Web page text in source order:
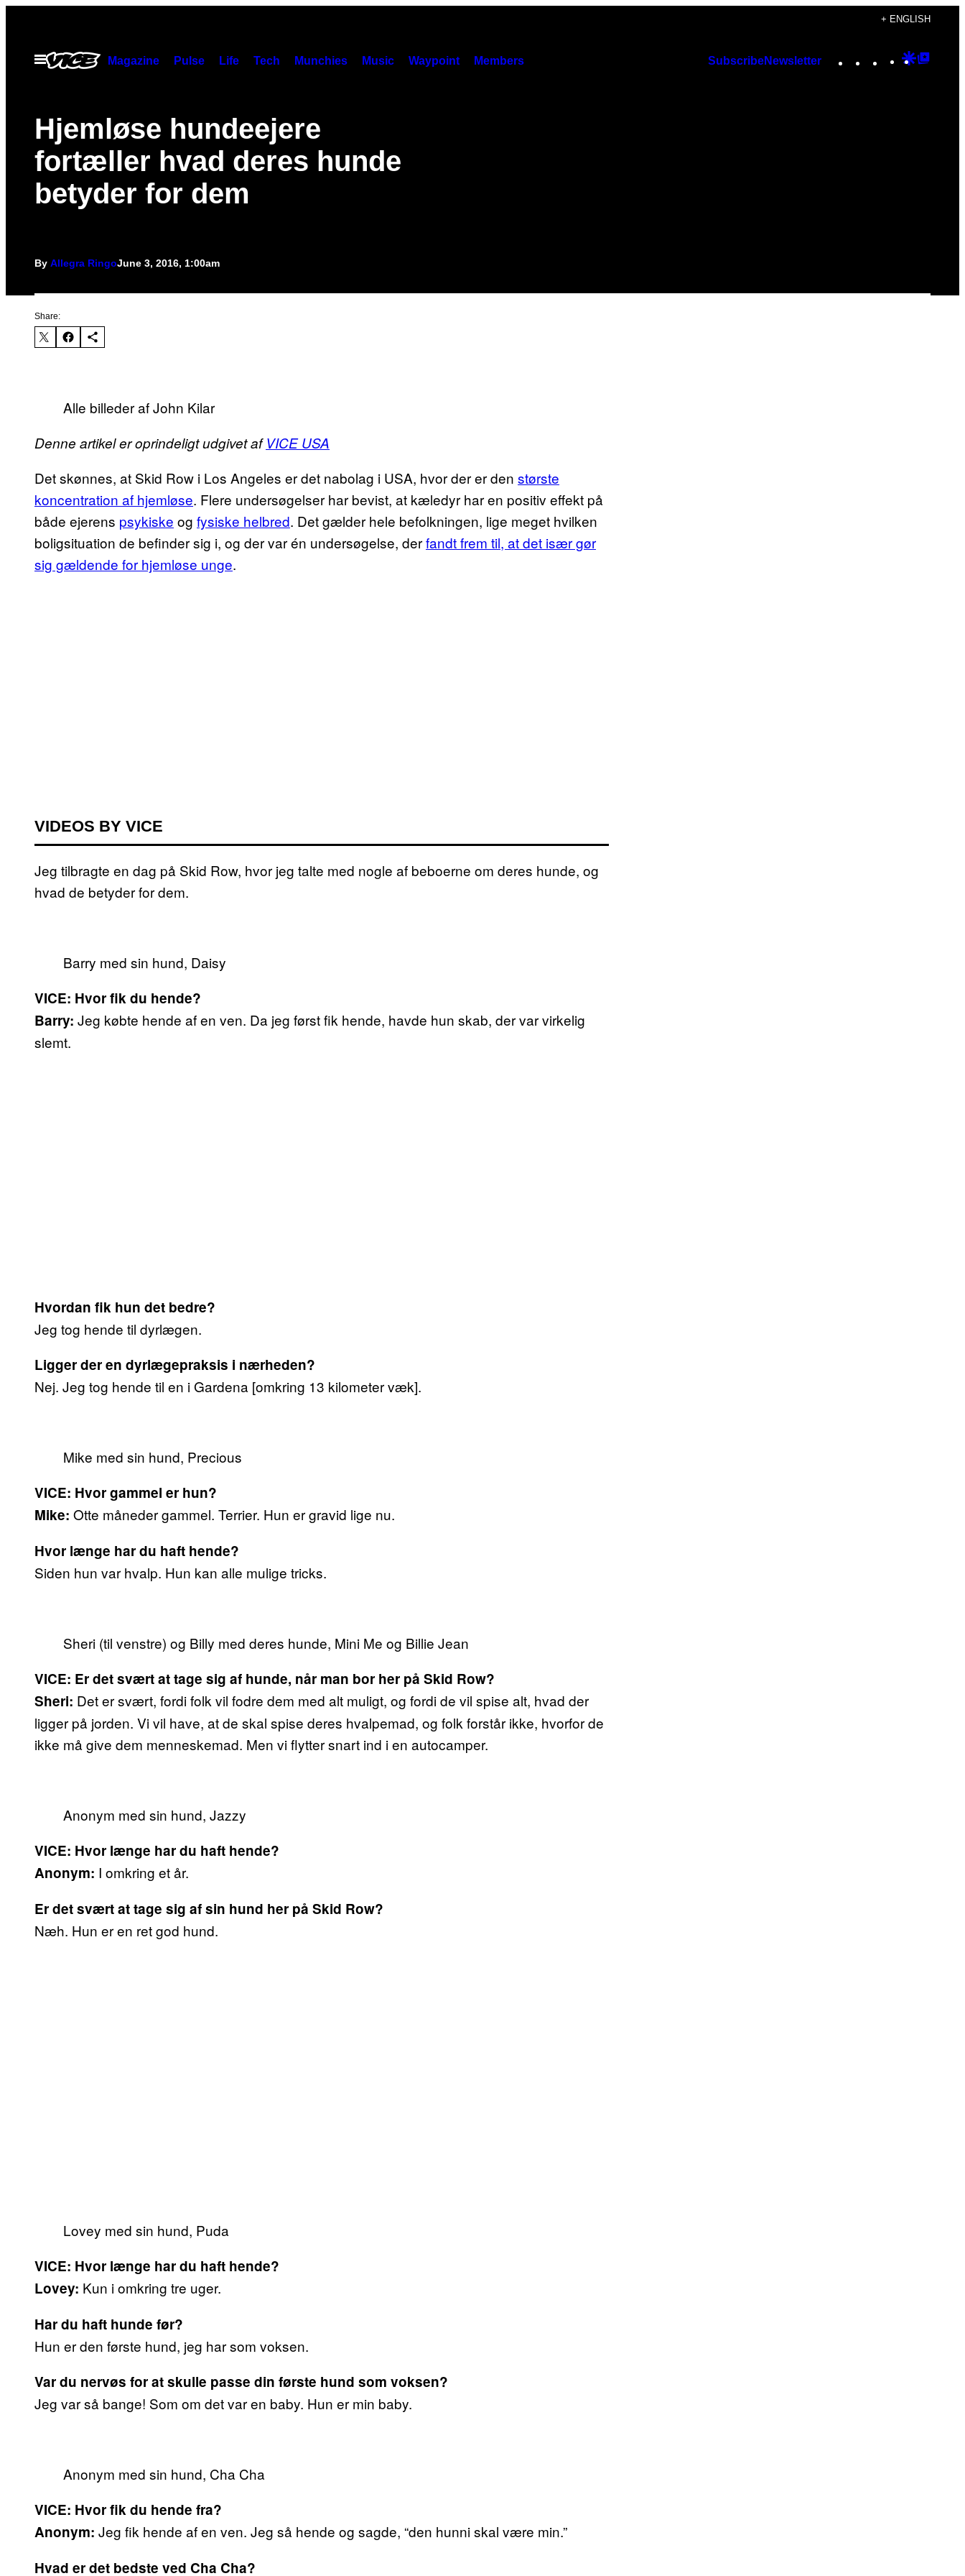
content
+ ENGLISH
Open
Menu
Magazine Pulse Life Tech Munchies Music Waypoint Members SubscribeNewsletter Instagram
TikTok
YouTube
Google
​Hjemløse hundeejere
fortæller hvad deres hunde
betyder for dem
By Allegra RingoJune 3, 2016, 1:00am
Share:
Alle billeder af John Kilar
Denne artikel er oprindeligt udgivet afVICE USA
Det skønnes, at Skid Row i Los Angeles er det nabolag i USA, hvor der er den største
koncentration af hjemløse. Flere undersøgelser har bevist, at kæledyr har en positiv effekt på
både ejerens psykiske og fysiske helbred. Det gælder hele befolkningen, lige meget hvilken
boligsituation de befinder sig i, og der var én undersøgelse, derfandt frem til, at det især gør
sig gældende for hjemløse unge.
VIDEOS BY VICE
Jeg tilbragte en dag på Skid Row, hvor jeg talte med nogle af beboerne om deres hunde, og
hvad de betyder for dem.
Barry med sin hund, Daisy
VICE: Hvor fik du hende?
Barry: Jeg købte hende af en ven. Da jeg først fik hende, havde hun skab, der var virkelig
slemt.
Hvordan fik hun det bedre?
Jeg tog hende til dyrlægen.
Ligger der en dyrlægepraksis i nærheden?
Nej. Jeg tog hende til en i Gardena [omkring 13 kilometer væk].
Mike med sin hund, Precious
VICE: Hvor gammel er hun?
Mike: Otte måneder gammel. Terrier. Hun er gravid lige nu.
Hvor længe har du haft hende?
Siden hun var hvalp. Hun kan alle mulige tricks.
Sheri (til venstre) og Billy med deres hunde, Mini Me og Billie Jean
VICE: Er det svært at tage sig af hunde, når man bor her på Skid Row?
Sheri: Det er svært, fordi folk vil fodre dem med alt muligt, og fordi de vil spise alt, hvad der
ligger på jorden. Vi vil have, at de skal spise deres hvalpemad, og folk forstår ikke, hvorfor de
ikke må give dem menneskemad. Men vi flytter snart ind i en autocamper.
Anonym med sin hund, Jazzy
VICE: Hvor længe har du haft hende?
Anonym: I omkring et år.
Er det svært at tage sig af sin hund her på Skid Row?
Næh. Hun er en ret god hund.
Lovey med sin hund, Puda
VICE: Hvor længe har du haft hende?
Lovey: Kun i omkring tre uger.
Har du haft hunde før?
Hun er den første hund, jeg har som voksen.
Var du nervøs for at skulle passe din første hund som voksen?
Jeg var så bange! Som om det var en baby. Hun er min baby.
Anonym med sin hund, Cha Cha
VICE: Hvor fik du hende fra?
Anonym: Jeg fik hende af en ven. Jeg så hende og sagde, “den hunni skal være min.”
Hvad er det bedste ved Cha Cha?